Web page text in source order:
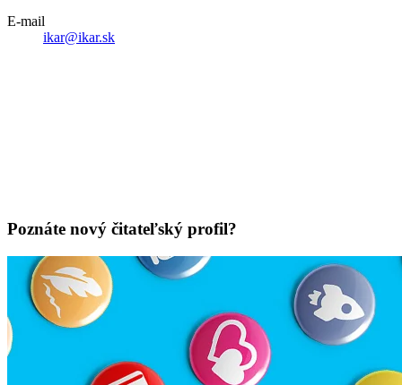
E-mail
ikar@ikar.sk
Poznáte nový čitateľský profil?